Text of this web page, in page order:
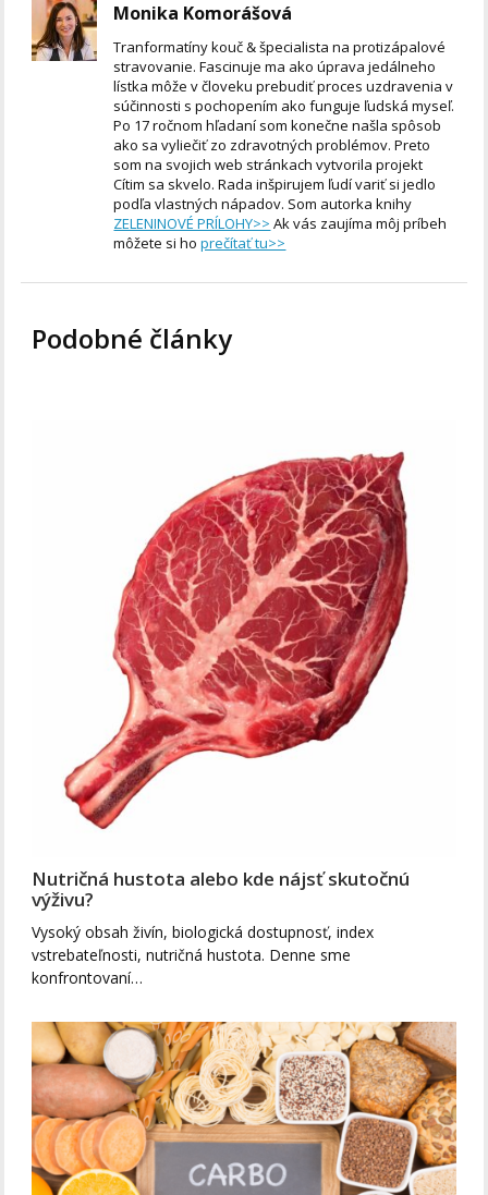
Monika Komorášová
Tranformatíny kouč & špecialista na protizápalové
stravovanie. Fascinuje ma ako úprava jedálneho
lístka môže v človeku prebudiť proces uzdravenia v
súčinnosti s pochopením ako funguje ľudská myseľ.
Po 17 ročnom hľadaní som konečne našla spôsob
ako sa vyliečiť zo zdravotných problémov. Preto
som na svojich web stránkach vytvorila projekt
Cítim sa skvelo. Rada inšpirujem ľudí variť si jedlo
podľa vlastných nápadov. Som autorka knihy
ZELENINOVÉ PRÍLOHY>> Ak vás zaujíma môj príbeh
môžete si hoprečítať tu>>
Podobné články
Nutričná hustota alebo kde nájsť skutočnú
výživu?
Vysoký obsah živín, biologická dostupnosť, index
vstrebateľnosti, nutričná hustota. Denne sme
konfrontovaní…